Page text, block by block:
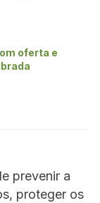
oferta e
prevenir a
proteger os